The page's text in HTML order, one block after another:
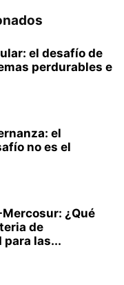
el desafío de
perdurables e
el
no es el
Mercosur: ¿Qué
de
las...